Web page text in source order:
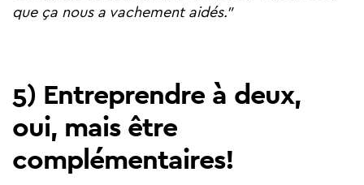
que ça nous a vachement aidés."
5) Entreprendre à deux,
oui, mais être
complémentaires!